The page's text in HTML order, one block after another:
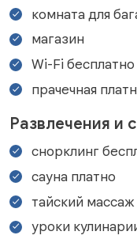
комната для
магазин
Wi-Fi бесплатно
прачечная
Развлечения и
снорклинг
сауна платно
тайский массаж
уроки